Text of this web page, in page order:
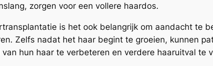
zorgen voor een vollere haardos.
is het ook belangrijk om aandacht te
Zelfs nadat het haar begint te groeien, kunnen
hun haar te verbeteren en verdere haaruitval te